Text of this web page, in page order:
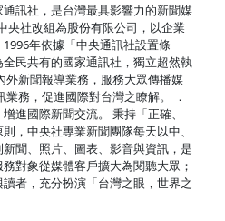
訊社，是台灣最具影響力的新聞媒
央社改組為股份有限公司，以企業
年依據「中央通訊社設置條
民共有的國家通訊社，獨立超然執
外新聞報導業務，服務大眾傳播媒
務，促進國際對台灣之瞭解。 ．
進國際新聞交流。 秉持「正確、
，中央社專業新聞團隊每天以中、
聞、照片、圖表、影音與資訊，是
對象從媒體客戶擴大為閱聽大眾；
者，充分扮演「台灣之眼，世界之